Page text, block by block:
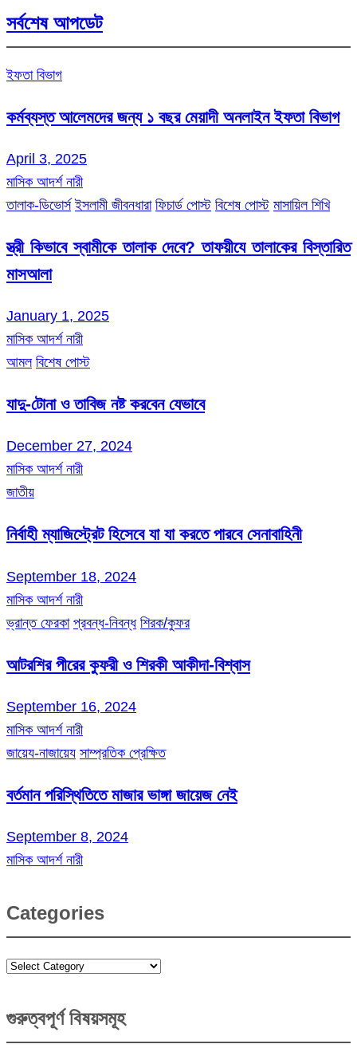
সর্বশেষ আপডেট
ইফতা বিভাগ
কর্মব্যস্ত আলেমদের জন্য ১ বছর মেয়াদী অনলাইন ইফতা বিভাগ
April 3, 2025
মাসিক আদর্শ নারী
তালাক-ডিভোর্স ইসলামী জীবনধারা ফিচার্ড পোস্ট বিশেষ পোস্ট মাসায়িল শিখি
স্ত্রী কিভাবে স্বামীকে তালাক দেবে? তাফয়ীযে তালাকের বিস্তারিত
মাসআলা
January 1, 2025
মাসিক আদর্শ নারী
আমল বিশেষ পোস্ট
যাদু-টোনা ও তাবিজ নষ্ট করবেন যেভাবে
December 27, 2024
মাসিক আদর্শ নারী
জাতীয়
নির্বাহী ম্যাজিস্ট্রেট হিসেবে যা যা করতে পারবে সেনাবাহিনী
September 18, 2024
মাসিক আদর্শ নারী
ভ্রান্ত ফেরকা প্রবন্ধ-নিবন্ধ শিরক/কুফর
আটরশির পীরের কুফরী ও শিরকী আকীদা-বিশ্বাস
September 16, 2024
মাসিক আদর্শ নারী
জায়েয-নাজায়েয সাম্প্রতিক প্রেক্ষিত
বর্তমান পরিস্থিতিতে মাজার ভাঙ্গা জায়েজ নেই
September 8, 2024
মাসিক আদর্শ নারী
Categories
Categories
গুরুত্বপূর্ণ বিষয়সমূহ